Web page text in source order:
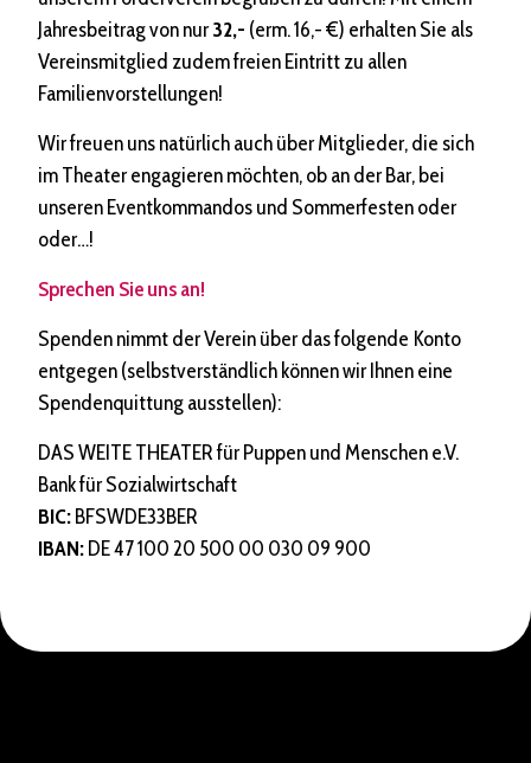
Jahresbeitrag von nur32,- (erm. 16,- €) erhalten Sie als
Vereinsmitglied zudem freien Eintritt zu allen
Familienvorstellungen!
Wir freuen uns natürlich auch über Mitglieder, die sich
im Theater engagieren möchten, ob an der Bar, bei
unseren Eventkommandos und Sommerfesten oder
oder…!
Sprechen Sie uns an!
Spenden nimmt der Verein über das folgende Konto
entgegen (selbstverständlich können wir Ihnen eine
Spendenquittung ausstellen):
DAS WEITE THEATER für Puppen und Menschen e.V.
Bank für Sozialwirtschaft
BIC:BFSWDE33BER
IBAN:DE 47 100 20 500 00 030 09 900